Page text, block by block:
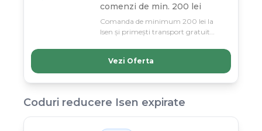
comenzi de min. 200 lei
Comanda de minimum 200 lei la
Isen și primești transport gratuit
fără taxă de livrare.
Vezi Oferta
Coduri reducere Isen expirate